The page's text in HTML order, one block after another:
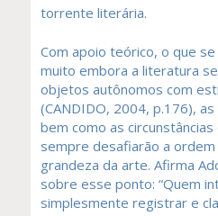
torrente literária.
Com apoio teórico, o que
muito embora a literatura
objetos autônomos com
(CANDIDO, 2004, p.176),
bem como as
sempre desafiarão a
grandeza da arte. Afirma
sobre esse ponto: “Quem
simplesmente registrar e